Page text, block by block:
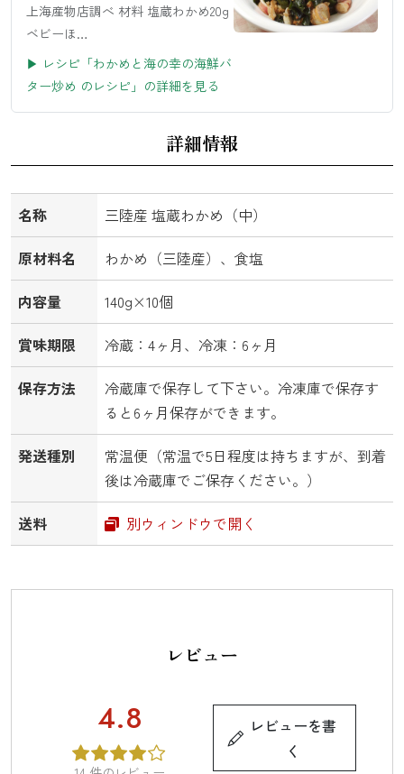
上海産物店調べ 材料 塩蔵わかめ20g
ベビーほ…
▶ レシピ「わかめと海の幸の海鮮バ
ター炒め のレシピ」の詳細を見る
詳細情報
名称
三陸産 塩蔵わかめ（中）
原材料名
わかめ（三陸産）、食塩
内容量
140g×10個
賞味期限
冷蔵：4ヶ月、冷凍：6ヶ月
保存方法
冷蔵庫で保存して下さい。冷凍庫で保存す
ると6ヶ月保存ができます。
発送種別
常温便（常温で5日程度は持ちますが、到着
後は冷蔵庫でご保存ください。）
送料
別ウィンドウで開く
レビュー
4.8
レビューを書
く